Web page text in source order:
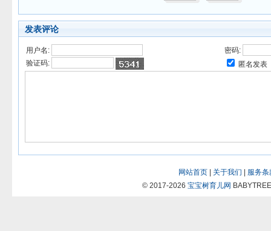
发表评论
用户名:
密码:
验证码:
匿名发表
网站首页 关于我们
服务条
© 2017-2026 宝宝树育儿网